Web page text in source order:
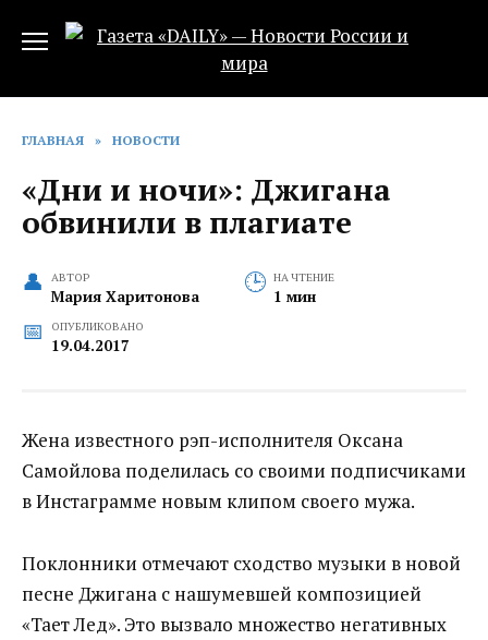
ГЛАВНАЯ » НОВОСТИ
«Дни и ночи»‍: Джигана
обвинили в плагиате
АВТОР
Мария Харитонова
НА ЧТЕНИЕ
1 мин
ОПУБЛИКОВАНО
19.04.2017
Жена известного рэп-исполнителя Оксана
Самойлова поделилась со своими подписчиками
в Инстаграмме новым клипом своего мужа.
Поклонники отмечают сходство музыки в новой
песне Джигана с нашумевшей композицией
«Тает Лед». Это вызвало множество негативных